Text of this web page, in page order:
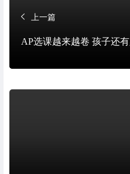
上一篇
AP选课越来越卷 孩子还